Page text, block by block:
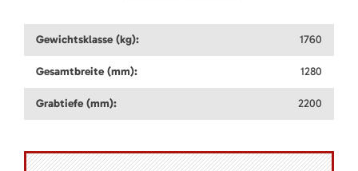
Gewichtsklasse (kg): 1760
Gesamtbreite (mm): 1280
Grabtiefe (mm): 2200